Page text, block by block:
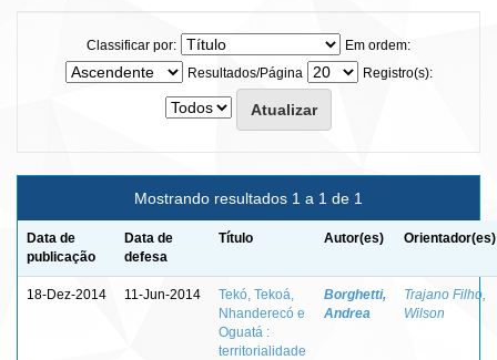
Classificar por:
Em ordem:
Resultados/Página
Registro(s):
Mostrando resultados 1 a 1 de 1
Data de
publicação
Data de
defesa
Título Autor(es) Orientador(es)
18-Dez-2014 11-Jun-2014
Tekó, Tekoá,
Nhanderecó e
Oguatá :
territorialidade
Borghetti,
Andrea
Trajano Filho,
Wilson